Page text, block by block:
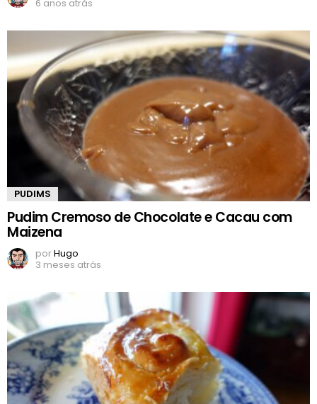
6 anos atrás
PUDIMS
Pudim Cremoso de Chocolate e Cacau com
Maizena
porHugo
3 meses atrás